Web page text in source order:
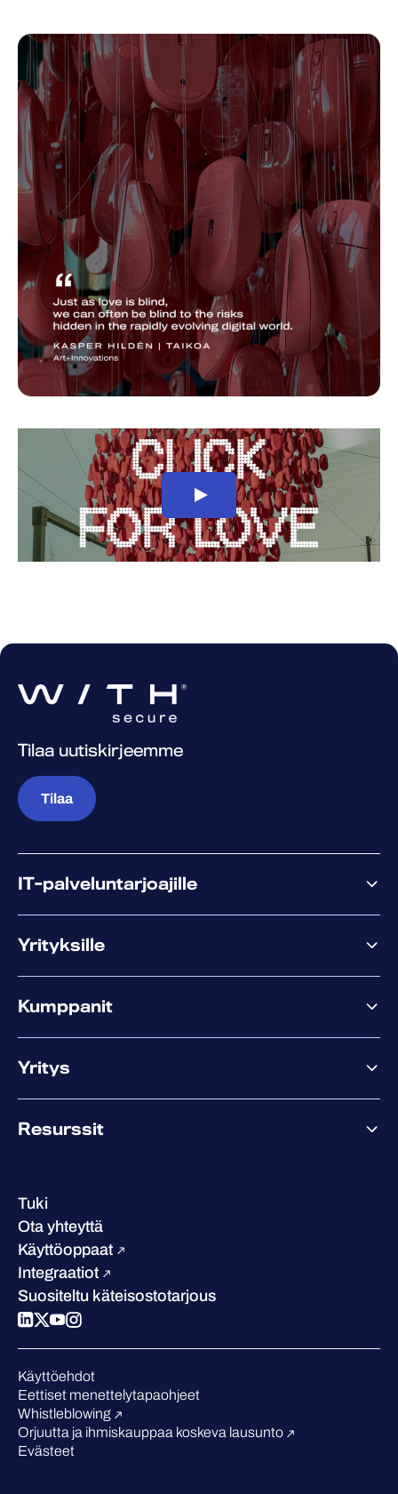
Tilaa uutiskirjeemme
Tilaa
IT-palveluntarjoajille
Yrityksille
XM
XDR
Co-Security
Kumppanit
Palvelut menestykseen
Co-Growth Community
Yritys
Saavutukset ja sertifikaatit
Ura
Vastuullisuus
Vertaa meitä
Resurssit
Asiakastarinat
W/Labs
Blogi
Podcastit
Tapahtumat
Webinaarit
Medialle
Tuki
Ota yhteyttä
Käyttöoppaat
Integraatiot
Suositeltu käteisostotarjous
Käyttöehdot
Eettiset menettelytapaohjeet
Whistleblowing
Orjuutta ja ihmiskauppaa koskeva lausunto
Evästeet